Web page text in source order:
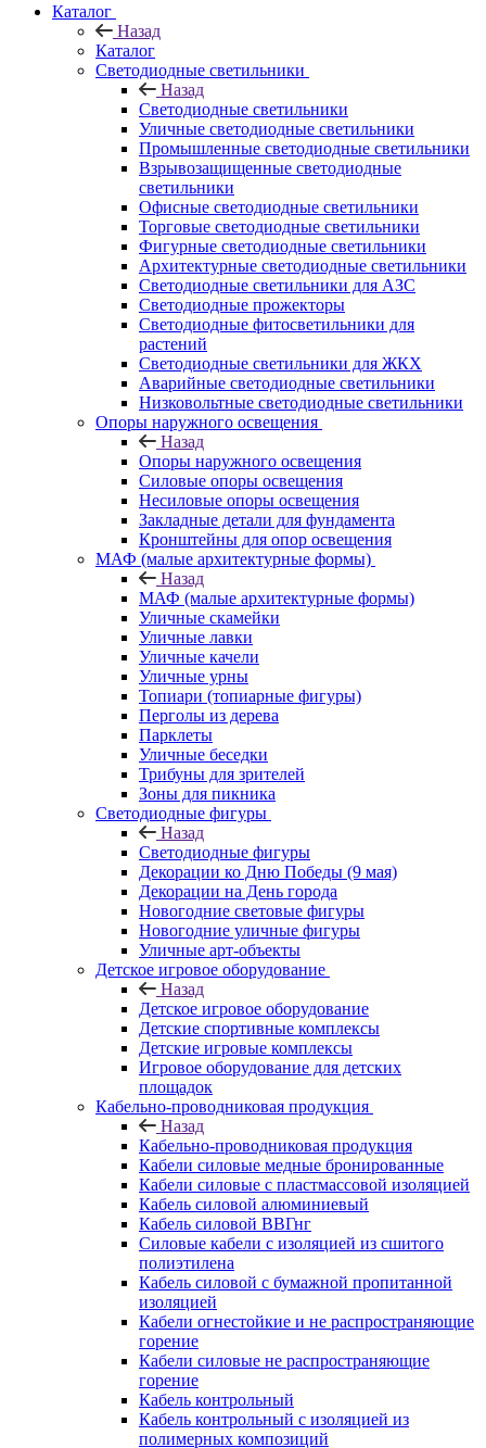
Каталог
Назад
Каталог
Светодиодные светильники
Назад
Светодиодные светильники
Уличные светодиодные светильники
Промышленные светодиодные светильники
Взрывозащищенные светодиодные
светильники
Офисные светодиодные светильники
Торговые светодиодные светильники
Фигурные светодиодные светильники
Архитектурные светодиодные светильники
Светодиодные светильники для АЗС
Светодиодные прожекторы
Светодиодные фитосветильники для
растений
Светодиодные светильники для ЖКХ
Аварийные светодиодные светильники
Низковольтные светодиодные светильники
Опоры наружного освещения
Назад
Опоры наружного освещения
Силовые опоры освещения
Несиловые опоры освещения
Закладные детали для фундамента
Кронштейны для опор освещения
МАФ (малые архитектурные формы)
Назад
МАФ (малые архитектурные формы)
Уличные скамейки
Уличные лавки
Уличные качели
Уличные урны
Топиари (топиарные фигуры)
Перголы из дерева
Парклеты
Уличные беседки
Трибуны для зрителей
Зоны для пикника
Светодиодные фигуры
Назад
Светодиодные фигуры
Декорации ко Дню Победы (9 мая)
Декорации на День города
Новогодние световые фигуры
Новогодние уличные фигуры
Уличные арт-объекты
Детское игровое оборудование
Назад
Детское игровое оборудование
Детские спортивные комплексы
Детские игровые комплексы
Игровое оборудование для детских
площадок
Кабельно-проводниковая продукция
Назад
Кабельно-проводниковая продукция
Кабели силовые медные бронированные
Кабели силовые с пластмассовой изоляцией
Кабель силовой алюминиевый
Кабель силовой ВВГнг
Силовые кабели с изоляцией из сшитого
полиэтилена
Кабель силовой с бумажной пропитанной
изоляцией
Кабели огнестойкие и не распространяющие
горение
Кабели силовые не распространяющие
горение
Кабель контрольный
Кабель контрольный с изоляцией из
полимерных композиций